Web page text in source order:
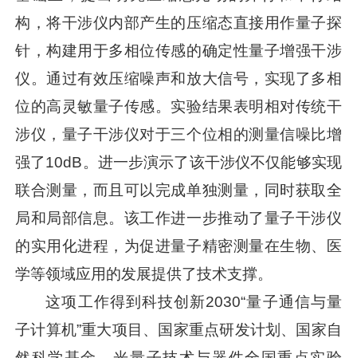
构，将干涉仪内部产生的压缩态直接用作量子探
针，构建用于多相位传感的确定性量子增强干涉
仪。通过有效压缩噪声和放大信号，实现了多相
位的高灵敏量子传感。实验结果表明相对传统干
涉仪，量子干涉仪对于三个位相的测量信噪比增
强了10dB。进一步演示了该干涉仪不仅能够实现
联合测量，而且可以完成单独测量，同时获取全
局和局部信息。该工作进一步推动了量子干涉仪
的实用化进程，为促进量子精密测量在生物、医
学等领域应用的发展提供了技术支撑。
这项工作得到科技创新2030“量子通信与量
子计算机”重大项目、国家重点研发计划、国家自